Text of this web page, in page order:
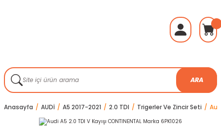
ARA
Anasayfa AUDİ A5 2017-2021 2.0 TDI Trigerler Ve Zincir Seti